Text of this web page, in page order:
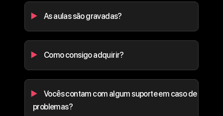
As aulas são gravadas?
Como consigo adquirir?
Vocês contam com algum suporte em caso de
problemas?